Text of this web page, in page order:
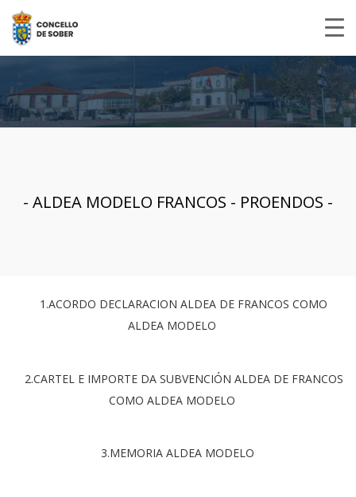
- ALDEA MODELO FRANCOS - PROENDOS -
1.ACORDO DECLARACION ALDEA DE FRANCOS COMO
ALDEA MODELO
2.CARTEL E IMPORTE DA SUBVENCIÓN ALDEA DE FRANCOS
COMO ALDEA MODELO
3.MEMORIA ALDEA MODELO